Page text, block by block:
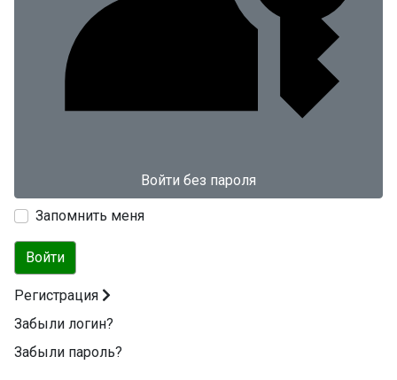
Войти без пароля
Запомнить меня
Войти
Регистрация
Забыли логин?
Забыли пароль?